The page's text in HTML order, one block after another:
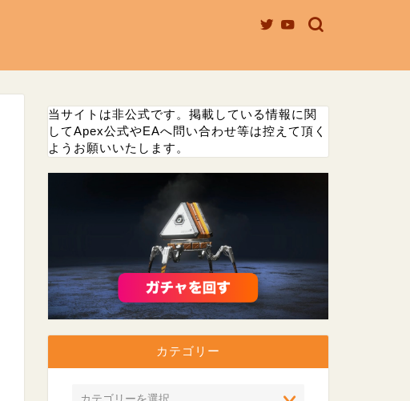
当サイトは非公式です。掲載している情報に関
してApex公式やEAへ問い合わせ等は控えて頂く
ようお願いいたします。
カテゴリー